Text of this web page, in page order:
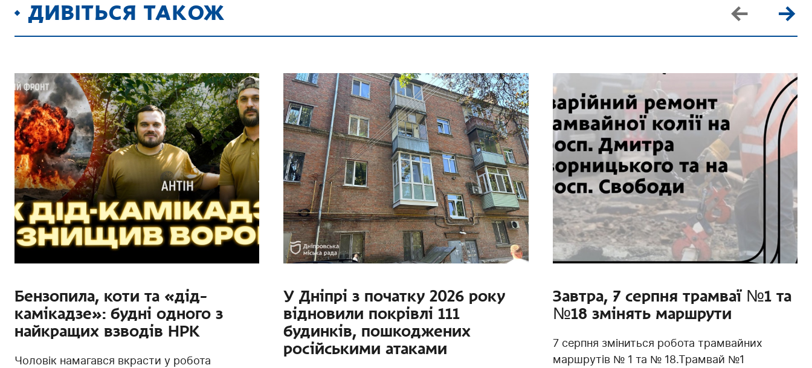
ДИВІТЬСЯ ТАКОЖ
Бензопила, коти та «дід-
камікадзе»: будні одного з
найкращих взводів НРК
Чоловік намагався вкрасти у робота
У Дніпрі з початку 2026 року
відновили покрівлі 111
будинків, пошкоджених
російськими атаками
Завтра, 7 серпня трамваї №1 та
№18 змінять маршрути
7 серпня зміниться робота трамвайних
маршрутів № 1 та № 18.Трамвай №1